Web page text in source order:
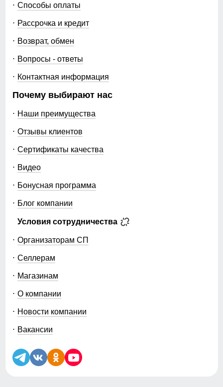
Способы оплаты
Рассрочка и кредит
Возврат, обмен
Вопросы - ответы
Контактная информация
Почему выбирают нас
Наши преимущества
Отзывы клиентов
Сертификаты качества
Видео
Бонусная программа
Блог компании
Условия сотрудничества
Организаторам СП
Селлерам
Магазинам
О компании
Новости компании
Вакансии